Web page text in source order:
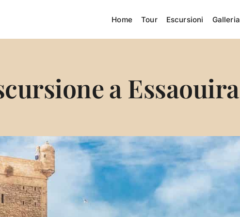
Home Tour Escursioni Galleria
a Essaouira